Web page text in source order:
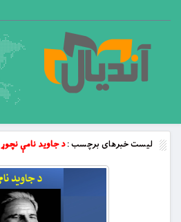
لیست خبرهای برچسب :د جاوید نامې نچوړ